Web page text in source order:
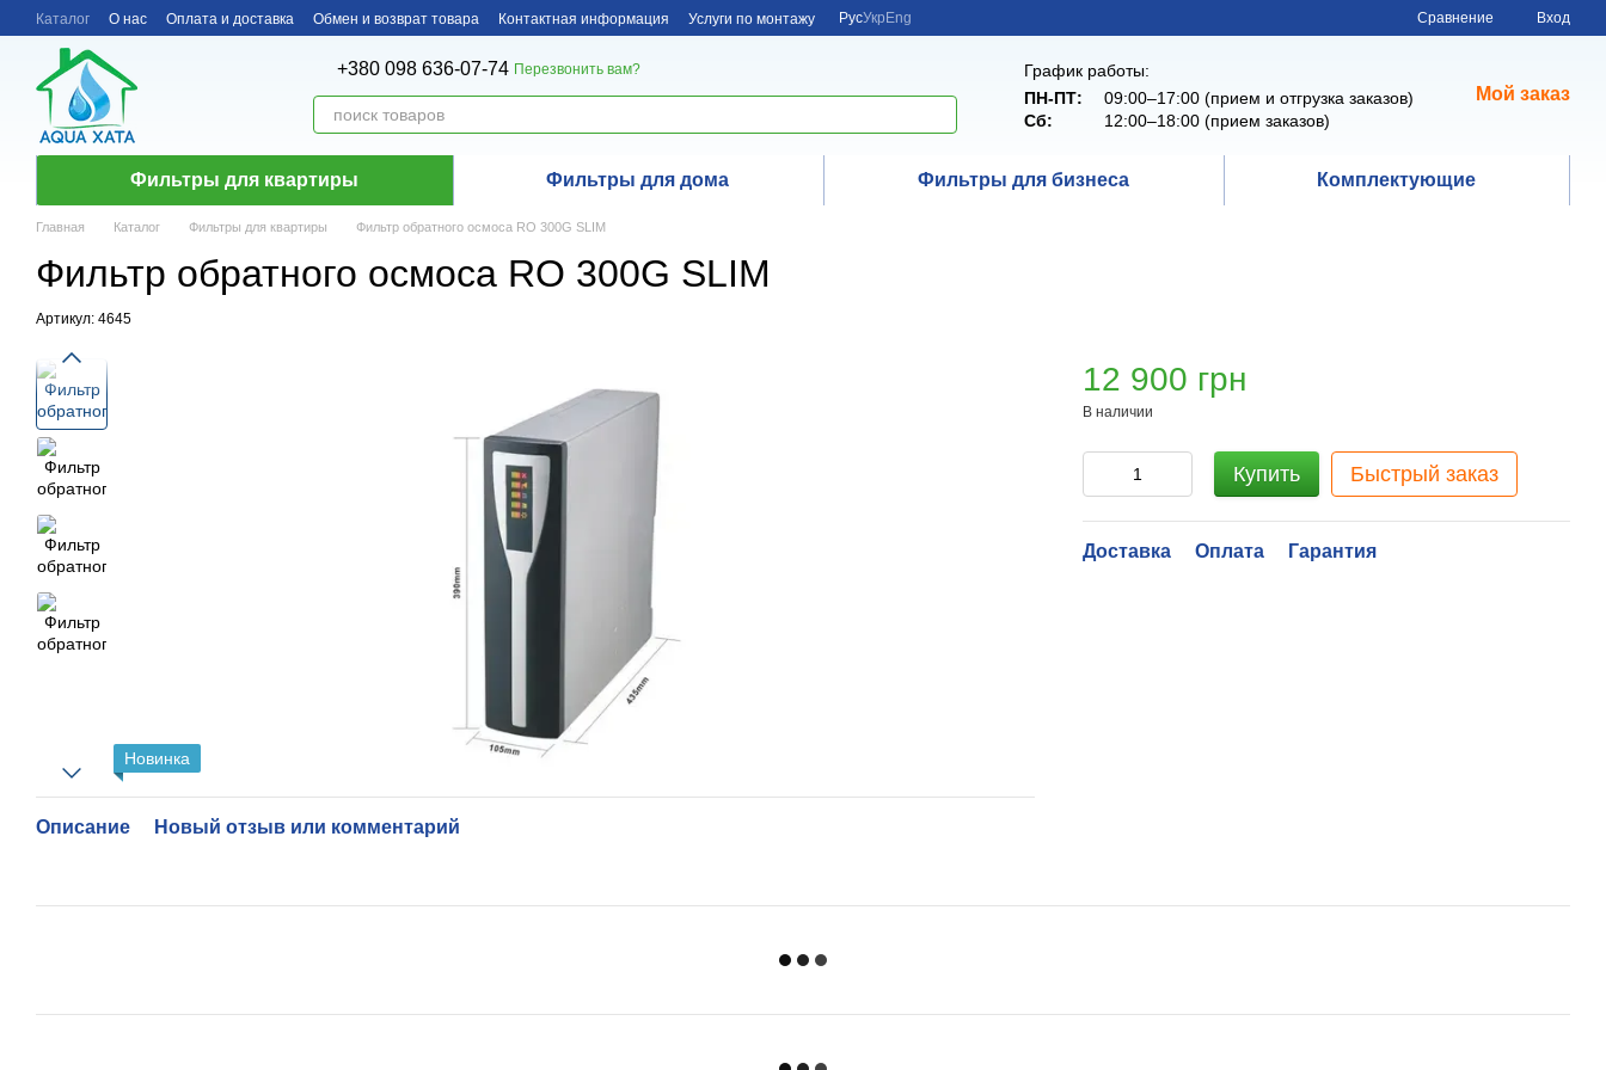
Перейти к основному контенту
Каталог О нас Оплата и доставка Обмен и возврат товара Контактная информация Услуги по монтажу РусУкр Eng Сравнение Вход
+380 098 636-07-74 Перезвонить вам?
График работы:
ПН-ПТ:
09:00–17:00 (прием и отгрузка заказов)
Сб:
12:00–18:00 (прием заказов)
Мой заказ
Фильтры для квартиры Фильтры для дома Фильтры для бизнеса Комплектующие
Главная Каталог Фильтры для квартиры Фильтр обратного осмоса RO 300G SLIM
Фильтр обратного осмоса RO 300G SLIM
Артикул: 4645
Новинка
Описание Новый отзыв или комментарий
12 900 грн
В наличии
Купить Быстрый заказ
Доставка Оплата Гарантия